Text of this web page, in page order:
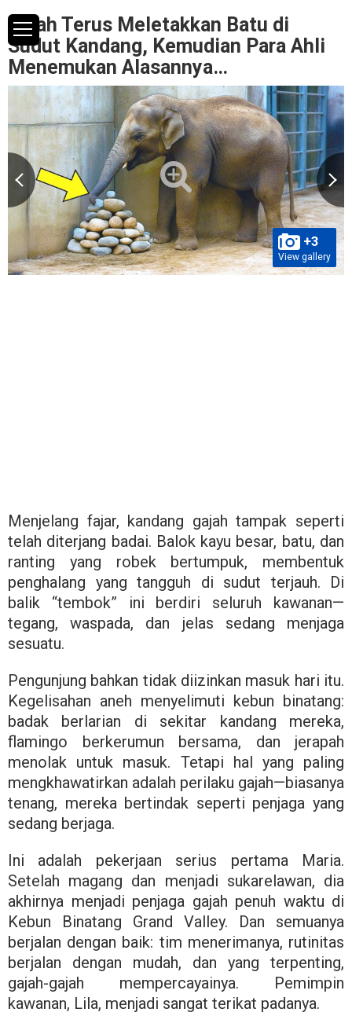
Gajah Terus Meletakkan Batu di
Sudut Kandang, Kemudian Para Ahli
Menemukan Alasannya…
+3
View gallery
Menjelang fajar, kandang gajah tampak seperti
telah diterjang badai. Balok kayu besar, batu, dan
ranting yang robek bertumpuk, membentuk
penghalang yang tangguh di sudut terjauh. Di
balik “tembok” ini berdiri seluruh kawanan—
tegang, waspada, dan jelas sedang menjaga
sesuatu.
Pengunjung bahkan tidak diizinkan masuk hari itu.
Kegelisahan aneh menyelimuti kebun binatang:
badak berlarian di sekitar kandang mereka,
flamingo berkerumun bersama, dan jerapah
menolak untuk masuk. Tetapi hal yang paling
mengkhawatirkan adalah perilaku gajah—biasanya
tenang, mereka bertindak seperti penjaga yang
sedang berjaga.
Ini adalah pekerjaan serius pertama Maria.
Setelah magang dan menjadi sukarelawan, dia
akhirnya menjadi penjaga gajah penuh waktu di
Kebun Binatang Grand Valley. Dan semuanya
berjalan dengan baik: tim menerimanya, rutinitas
berjalan dengan mudah, dan yang terpenting,
gajah-gajah mempercayainya. Pemimpin
kawanan, Lila, menjadi sangat terikat padanya.